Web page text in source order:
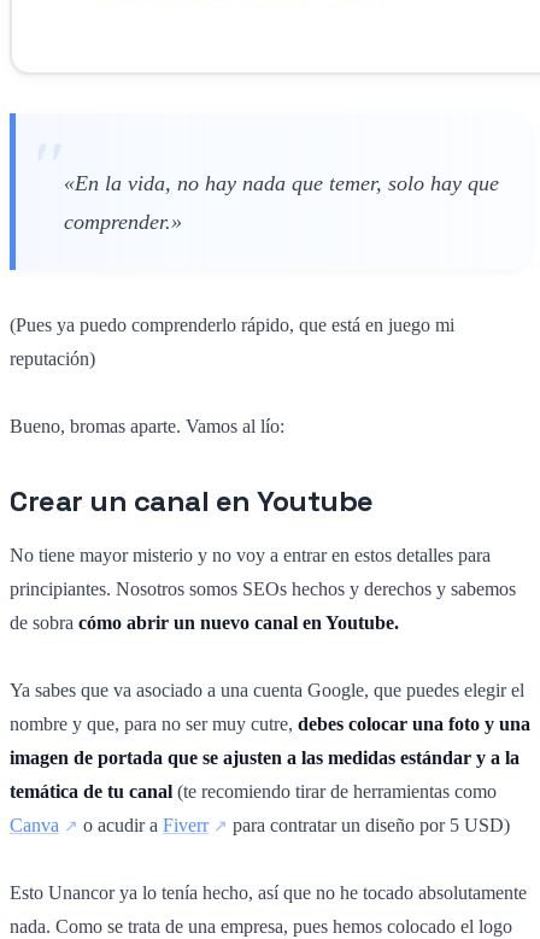
«En la vida, no hay nada que temer, solo hay que
comprender.»
(Pues ya puedo comprenderlo rápido, que está en juego mi
reputación)
Bueno, bromas aparte. Vamos al lío:
Crear un canal en Youtube
No tiene mayor misterio y no voy a entrar en estos detalles para
principiantes. Nosotros somos SEOs hechos y derechos y sabemos
de sobra cómo abrir un nuevo canal en Youtube.
Ya sabes que va asociado a una cuenta Google, que puedes elegir el
nombre y que, para no ser muy cutre, debes colocar una foto y una
imagen de portada que se ajusten a las medidas estándar y a la
temática de tu canal (te recomiendo tirar de herramientas como
Canva
o acudir a Fiverr para contratar un diseño por 5 USD)
Esto Unancor ya lo tenía hecho, así que no he tocado absolutamente
nada. Como se trata de una empresa, pues hemos colocado el logo